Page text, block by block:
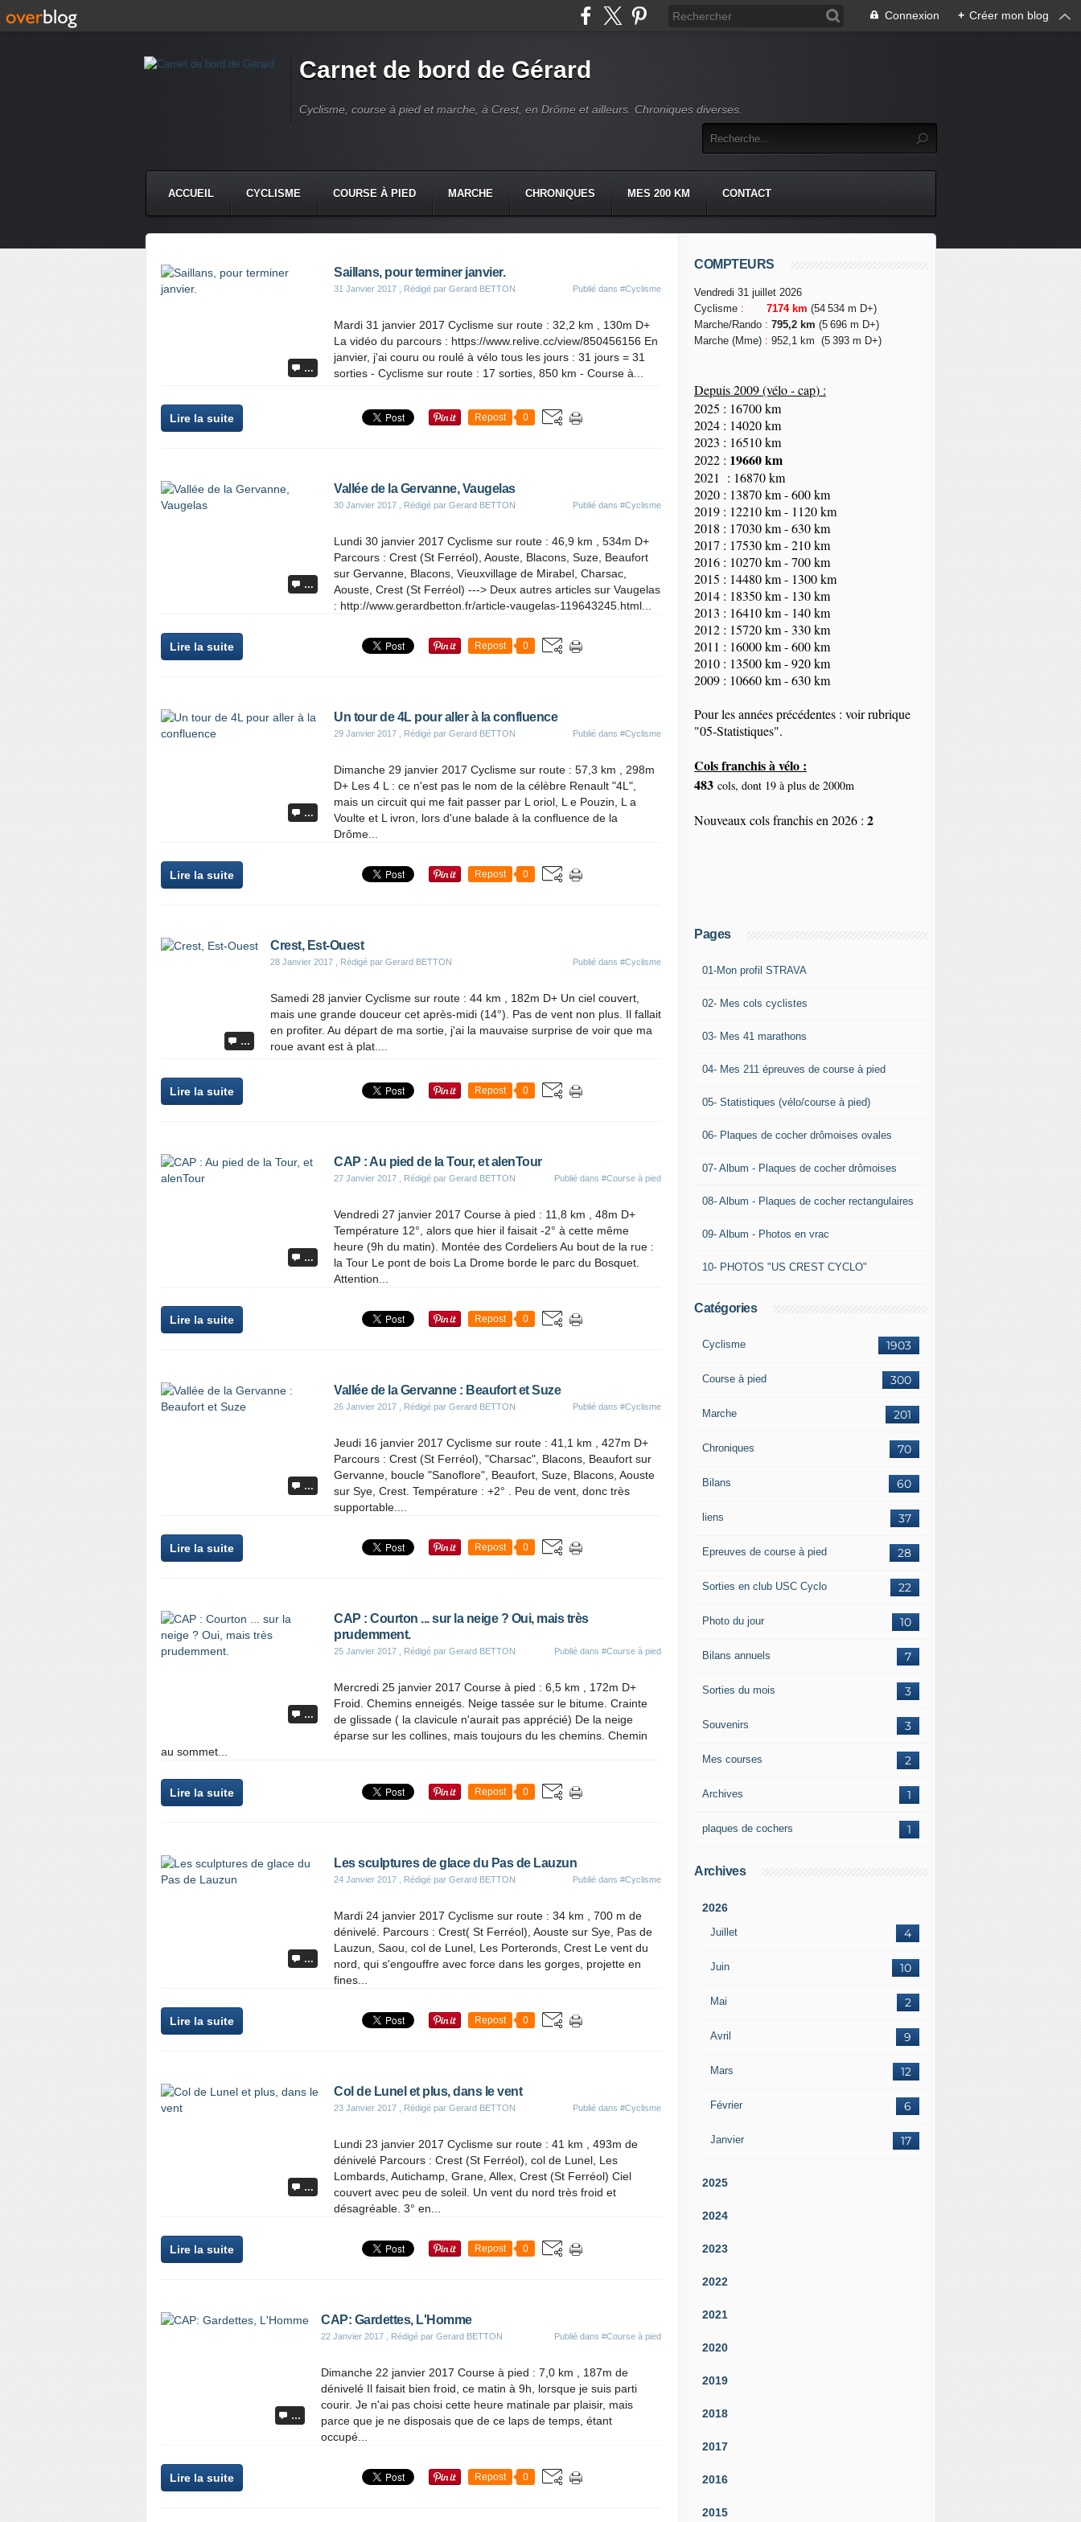
Connexion + Créer mon blog
Carnet de bord de Gérard
Cyclisme, course à pied et marche, à Crest, en Drôme et ailleurs. Chroniques diverses.
ACCUEIL CYCLISME COURSE À PIED MARCHE CHRONIQUES MES 200 KM CONTACT
…
Saillans, pour terminer janvier.
31 Janvier 2017 , Rédigé par Gerard BETTON Publié dans #Cyclisme
Mardi 31 janvier 2017 Cyclisme sur route : 32,2 km , 130m D+
La vidéo du parcours : https://www.relive.cc/view/850456156 En
janvier, j'ai couru ou roulé à vélo tous les jours : 31 jours = 31
sorties - Cyclisme sur route : 17 sorties, 850 km - Course à...
Lire la suite Repost 0
…
Vallée de la Gervanne, Vaugelas
30 Janvier 2017 , Rédigé par Gerard BETTON Publié dans #Cyclisme
Lundi 30 janvier 2017 Cyclisme sur route : 46,9 km , 534m D+
Parcours : Crest (St Ferréol), Aouste, Blacons, Suze, Beaufort
sur Gervanne, Blacons, Vieuxvillage de Mirabel, Charsac,
Aouste, Crest (St Ferréol) ---> Deux autres articles sur Vaugelas
: http://www.gerardbetton.fr/article-vaugelas-119643245.html...
Lire la suite Repost 0
…
Un tour de 4L pour aller à la confluence
29 Janvier 2017 , Rédigé par Gerard BETTON Publié dans #Cyclisme
Dimanche 29 janvier 2017 Cyclisme sur route : 57,3 km , 298m
D+ Les 4 L : ce n'est pas le nom de la célèbre Renault "4L",
mais un circuit qui me fait passer par L oriol, L e Pouzin, L a
Voulte et L ivron, lors d'une balade à la confluence de la
Drôme...
Lire la suite Repost 0
…
Crest, Est-Ouest
28 Janvier 2017 , Rédigé par Gerard BETTON Publié dans #Cyclisme
Samedi 28 janvier Cyclisme sur route : 44 km , 182m D+ Un ciel couvert,
mais une grande douceur cet après-midi (14°). Pas de vent non plus. Il fallait
en profiter. Au départ de ma sortie, j'ai la mauvaise surprise de voir que ma
roue avant est à plat....
Lire la suite Repost 0
…
CAP : Au pied de la Tour, et alenTour
27 Janvier 2017 , Rédigé par Gerard BETTON Publié dans #Course à pied
Vendredi 27 janvier 2017 Course à pied : 11,8 km , 48m D+
Température 12°, alors que hier il faisait -2° à cette même
heure (9h du matin). Montée des Cordeliers Au bout de la rue :
la Tour Le pont de bois La Drome borde le parc du Bosquet.
Attention...
Lire la suite Repost 0
…
Vallée de la Gervanne : Beaufort et Suze
26 Janvier 2017 , Rédigé par Gerard BETTON Publié dans #Cyclisme
Jeudi 16 janvier 2017 Cyclisme sur route : 41,1 km , 427m D+
Parcours : Crest (St Ferréol), "Charsac", Blacons, Beaufort sur
Gervanne, boucle "Sanoflore", Beaufort, Suze, Blacons, Aouste
sur Sye, Crest. Température : +2° . Peu de vent, donc très
supportable....
Lire la suite Repost 0
…
CAP : Courton ... sur la neige ? Oui, mais très
prudemment.
25 Janvier 2017 , Rédigé par Gerard BETTON Publié dans #Course à pied
Mercredi 25 janvier 2017 Course à pied : 6,5 km , 172m D+
Froid. Chemins enneigés. Neige tassée sur le bitume. Crainte
de glissade ( la clavicule n'aurait pas apprécié) De la neige
éparse sur les collines, mais toujours du les chemins. Chemin
au sommet...
Lire la suite Repost 0
…
Les sculptures de glace du Pas de Lauzun
24 Janvier 2017 , Rédigé par Gerard BETTON Publié dans #Cyclisme
Mardi 24 janvier 2017 Cyclisme sur route : 34 km , 700 m de
dénivelé. Parcours : Crest( St Ferréol), Aouste sur Sye, Pas de
Lauzun, Saou, col de Lunel, Les Porteronds, Crest Le vent du
nord, qui s'engouffre avec force dans les gorges, projette en
fines...
Lire la suite Repost 0
…
Col de Lunel et plus, dans le vent
23 Janvier 2017 , Rédigé par Gerard BETTON Publié dans #Cyclisme
Lundi 23 janvier 2017 Cyclisme sur route : 41 km , 493m de
dénivelé Parcours : Crest (St Ferréol), col de Lunel, Les
Lombards, Autichamp, Grane, Allex, Crest (St Ferréol) Ciel
couvert avec peu de soleil. Un vent du nord très froid et
désagréable. 3° en...
Lire la suite Repost 0
…
CAP: Gardettes, L'Homme
22 Janvier 2017 , Rédigé par Gerard BETTON Publié dans #Course à pied
Dimanche 22 janvier 2017 Course à pied : 7,0 km , 187m de
dénivelé Il faisait bien froid, ce matin à 9h, lorsque je suis parti
courir. Je n'ai pas choisi cette heure matinale par plaisir, mais
parce que je ne disposais que de ce laps de temps, étant
occupé...
Lire la suite Repost 0
COMPTEURS
Vendredi 31 juillet 2026
Cyclisme : 7174 km (54 534 m D+)
Marche/Rando : 795,2 km (5 696 m D+)
Marche (Mme) : 952,1 km (5 393 m D+)
Depuis 2009 (vélo - cap) :
2025 : 16700 km
2024 : 14020 km
2023 : 16510 km
2022 : 19660 km
2021 : 16870 km
2020 : 13870 km - 600 km
2019 : 12210 km - 1120 km
2018 : 17030 km - 630 km
2017 : 17530 km - 210 km
2016 : 10270 km - 700 km
2015 : 14480 km - 1300 km
2014 : 18350km- 130 km
2013 : 16410 km - 140 km
2012 : 15720 km - 330 km
2011 : 16000 km - 600 km
2010 : 13500 km - 920 km
2009 : 10660 km - 630 km
Pour les années précédentes : voir rubrique
"05-Statistiques".
Cols franchis à vélo :
483 cols, dont 19 à plus de 2000m
Nouveaux cols franchis en 2026 : 2
Pages
01-Mon profil STRAVA
02- Mes cols cyclistes
03- Mes 41 marathons
04- Mes 211 épreuves de course à pied
05- Statistiques (vélo/course à pied)
06- Plaques de cocher drômoises ovales
07- Album - Plaques de cocher drômoises
08- Album - Plaques de cocher rectangulaires
09- Album - Photos en vrac
10- PHOTOS "US CREST CYCLO"
Catégories
1903
Cyclisme
300
Course à pied
201
Marche
70
Chroniques
60
Bilans
37
liens
28
Epreuves de course à pied
22
Sorties en club USC Cyclo
10
Photo du jour
7
Bilans annuels
3
Sorties du mois
3
Souvenirs
2
Mes courses
1
Archives
1
plaques de cochers
Archives
2026
Juillet 4
Juin 10
Mai 2
Avril 9
Mars 12
Février 6
Janvier 17
2025
2024
2023
2022
2021
2020
2019
2018
2017
2016
2015